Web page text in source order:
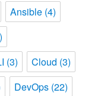
Ansible (4)
(3) Cloud (3)
DevOps (22)